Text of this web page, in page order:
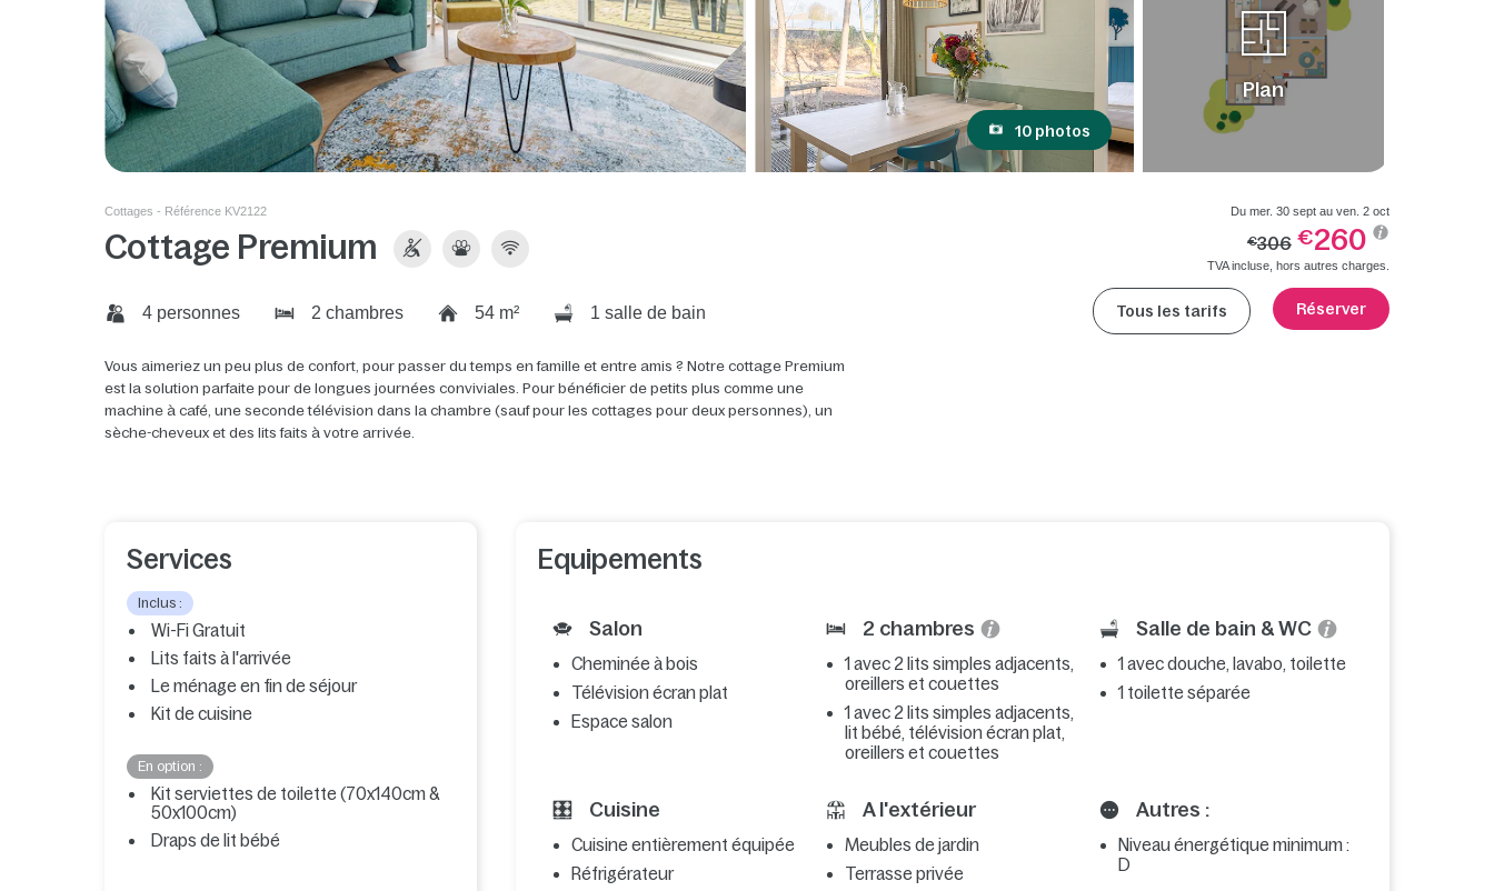
10 photos
Plan
Cottages - Référence KV2122
Cottage Premium
4 personnes 2 chambres 54 m² 1 salle de bain
Vous aimeriez un peu plus de confort, pour passer du temps en famille et entre amis ? Notre cottage Premium
est la solution parfaite pour de longues journées conviviales. Pour bénéficier de petits plus comme une
machine à café, une seconde télévision dans la chambre (sauf pour les cottages pour deux personnes), un
sèche-cheveux et des lits faits à votre arrivée.
Du mer. 30 sept au ven. 2 oct
€306 €260
TVA incluse, hors autres charges.
Tous les tarifs Réserver
Services
Inclus :
Wi-Fi Gratuit
Lits faits à l'arrivée
Le ménage en fin de séjour
Kit de cuisine
En option :
Kit serviettes de toilette (70x140cm &
50x100cm)
Draps de lit bébé
Equipements
Salon
Cheminée à bois
Télévision écran plat
Espace salon
2 chambres
1 avec 2 lits simples adjacents,
oreillers et couettes
1 avec 2 lits simples adjacents,
lit bébé, télévision écran plat,
oreillers et couettes
Salle de bain & WC
1 avec douche, lavabo, toilette
1 toilette séparée
Cuisine
Cuisine entièrement équipée
Réfrigérateur
A l'extérieur
Meubles de jardin
Terrasse privée
Autres :
Niveau énergétique minimum :
D